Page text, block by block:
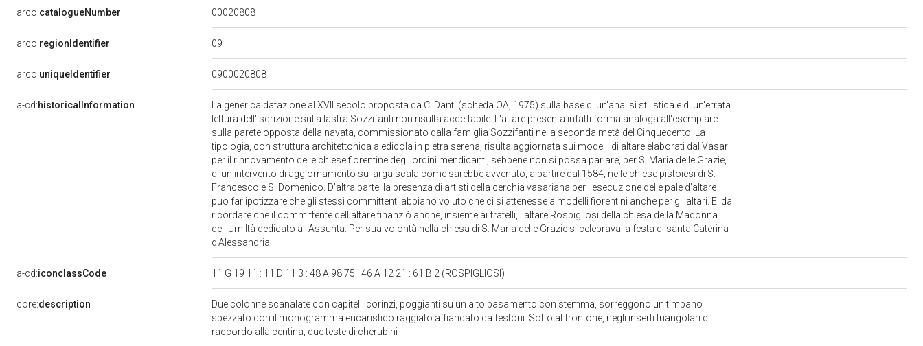
arco:catalogueNumber 00020808
arco:regionIdentifier 09
arco:uniqueIdentifier 0900020808
a-cd:historicalInformation
La generica datazione al XVII secolo proposta da C. Danti (scheda OA, 1975) sulla base di un'analisi stilistica e di un'errata
lettura dell'iscrizione sulla lastra Sozzifanti non risulta accettabile. L'altare presenta infatti forma analoga all'esemplare
sulla parete opposta della navata, commissionato dalla famiglia Sozzifanti nella seconda metà del Cinquecento. La
tipologia, con struttura architettonica a edicola in pietra serena, risulta aggiornata sui modelli di altare elaborati dal Vasari
per il rinnovamento delle chiese fiorentine degli ordini mendicanti, sebbene non si possa parlare, per S. Maria delle Grazie,
di un intervento di aggiornamento su larga scala come sarebbe avvenuto, a partire dal 1584, nelle chiese pistoiesi di S.
Francesco e S. Domenico. D'altra parte, la presenza di artisti della cerchia vasariana per l'esecuzione delle pale d'altare
può far ipotizzare che gli stessi committenti abbiano voluto che ci si attenesse a modelli fiorentini anche per gli altari. E' da
ricordare che il committente dell'altare finanziò anche, insieme ai fratelli, l'altare Rospigliosi della chiesa della Madonna
dell'Umiltà dedicato all'Assunta. Per sua volontà nella chiesa di S. Maria delle Grazie si celebrava la festa di santa Caterina
d'Alessandria
a-cd:iconclassCode 11 G 19 11 : 11 D 11 3 : 48 A 98 75 : 46 A 12 21 : 61 B 2 (ROSPIGLIOSI)
core:description
Due colonne scanalate con capitelli corinzi, poggianti su un alto basamento con stemma, sorreggono un timpano
spezzato con il monogramma eucaristico raggiato affiancato da festoni. Sotto al frontone, negli inserti triangolari di
raccordo alla centina, due teste di cherubini